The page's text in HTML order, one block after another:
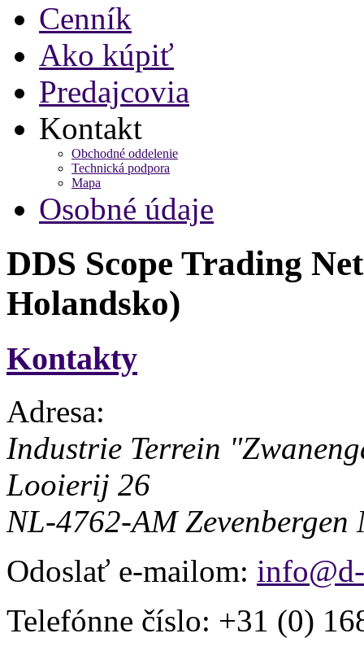
Cenník
Ako kúpiť
Predajcovia
Kontakt
Obchodné oddelenie
Technická podpora
Mapa
Osobné údaje
DDS Scope Trading
Holandsko)
Kontakty
Adresa:
Industrie Terrein
Looierij 26
NL-4762-AM Zevenbergen
Odoslať e-mailom:
Telefónne číslo: +31 (0)